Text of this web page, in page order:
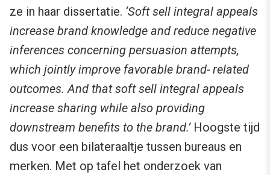
ze in haar dissertatie. ‘Soft sell integral appeals
increase brand knowledge and reduce negative
inferences concerning persuasion attempts,
which jointly improve favorable brand- related
outcomes. And that soft sell integral appeals
increase sharing while also providing
downstream benefits to the brand.’Hoogste tijd
dus voor een bilateraaltje tussen bureaus en
merken. Met op tafel het onderzoek van